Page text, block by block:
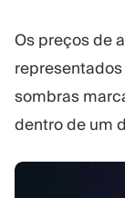
Os preços de
sombras
dentro de um